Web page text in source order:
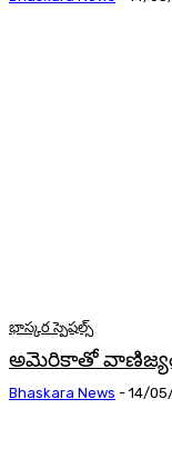
భాస్కర స్పెషల్స్
అమెరికాతో వాణిజ్యం
Bhaskara News - 14/